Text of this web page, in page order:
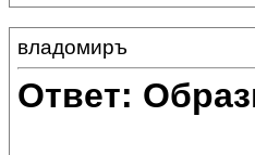
владомиръ
Ответ: